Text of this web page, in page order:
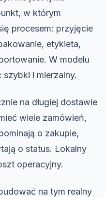
w którym
procesem: przyjęcie
etykieta,
W modelu
i mierzalny.
na długiej dostawie
wiele zamówień,
o zakupie,
o status. Lokalny
operacyjny.
na tym realny